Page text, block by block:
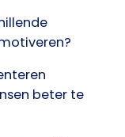
beter te